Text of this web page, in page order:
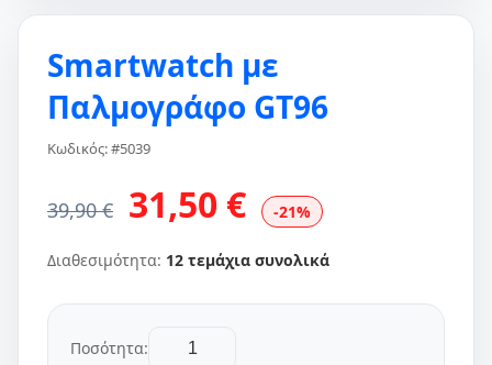
Smartwatch με
Παλμογράφο GT96
Κωδικός: #5039
39,90 € 31,50 € -21%
Διαθεσιμότητα: 12 τεμάχια συνολικά
Ποσότητα: